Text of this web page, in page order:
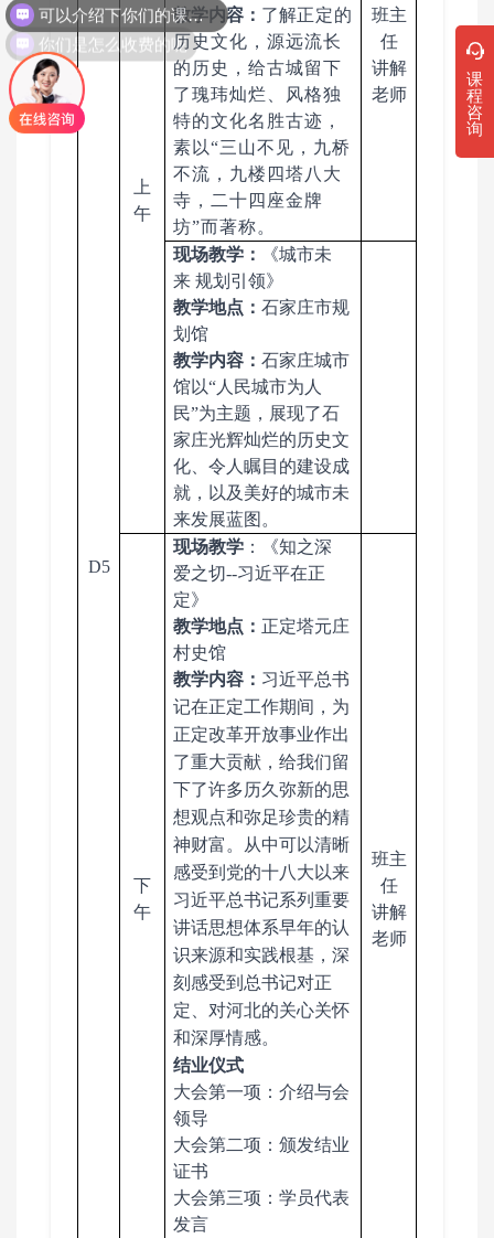
D5
上
午
教学内容： 了解正定的
历史文化 ， 源远流长
的历史，给古城留下
了瑰玮灿烂、风格独
特的文化名胜古迹，
素以“三山不见， 九桥
不流，九楼四塔八大
寺，二十四座金牌
坊”而著称。
班主
任
讲解
老师
现场教学：
《城市未
来 规划引领》
教学地点： 石家庄市规
划馆
教学内容 ： 石家庄城市
馆以“人民城市为人
民”为主题，展现了石
家庄光辉灿烂的历史文
化、令人瞩目的建设成
就，以及美好的城市未
来发展蓝图。
下
午
现场教学 ：
《知之深
爱之切--习近平在正
定》
教学地点： 正定塔元庄
村史馆
教学内容 ： 习近平总书
记在正定工作期间 ，为
正定改革开放事业作出
了重大贡献，给我们留
下了许多历久弥新的思
想观点和弥足珍贵的精
神财富。从中可以清晰
感受到党的十八大以来
习近平总书记系列重要
讲话思想体系早年的认
识来源和实践根基，深
刻感受到总书记对正
定、对河北的关心关怀
和深厚情感。
结业仪式
大会第一项：介绍与会
领导
大会第二项：颁发结业
证书
大会第三项：学员代表
发言
班主
任
讲解
老师
课
程
咨
询
你们是怎么收费的呢